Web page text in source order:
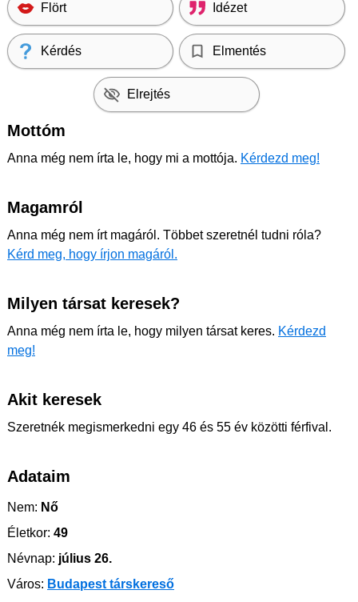
Flört Idézet
Kérdés Elmentés
Elrejtés
Mottóm
Anna még nem írta le, hogy mi a mottója. Kérdezd meg!
Magamról
Anna még nem írt magáról. Többet szeretnél tudni róla?
Kérd meg, hogy írjon magáról.
Milyen társat keresek?
Anna még nem írta le, hogy milyen társat keres. Kérdezd
meg!
Akit keresek
Szeretnék megismerkedni egy 46 és 55 év közötti férfival.
Adataim
Nem: Nő
Életkor: 49
Névnap: július 26.
Város: Budapest társkereső